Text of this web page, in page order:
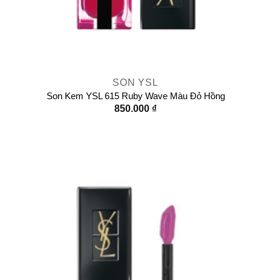
SON YSL
Son Kem YSL 615 Ruby Wave Màu Đỏ Hồng
850.000 ₫